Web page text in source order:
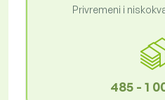
Privremeni i
485 - 1